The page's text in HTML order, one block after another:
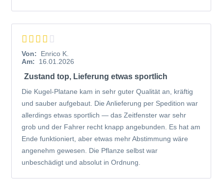
Von:
Enrico K.
Am:
16.01.2026
Zustand top, Lieferung etwas sportlich
Die Kugel-Platane kam in sehr guter Qualität an, kräftig
und sauber aufgebaut. Die Anlieferung per Spedition war
allerdings etwas sportlich — das Zeitfenster war sehr
grob und der Fahrer recht knapp angebunden. Es hat am
Ende funktioniert, aber etwas mehr Abstimmung wäre
angenehm gewesen. Die Pflanze selbst war
unbeschädigt und absolut in Ordnung.